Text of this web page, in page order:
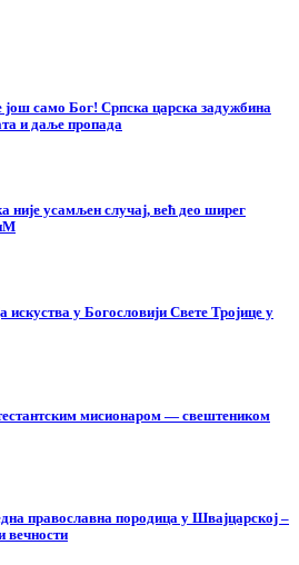
само Бог! Српска царска задужбина
и даље пропада
усамљен случај, већ део ширег
у Богословији Свете Тројице у
мисионаром — свештеником
православна породица у Швајцарској –
вечности